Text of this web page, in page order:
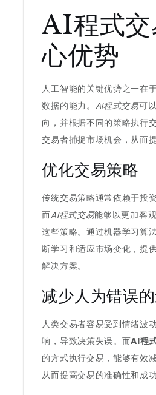
AI程式交
心优势
人工智能的关键优势之一在
数据的能力。 AI程式交易可
向，并根据不同的策略执行
交易者捕捉市场机会，从而
优化交易策略
传统交易策略通常依赖于投
而AI程式交易能够以更加客
这些策略。通过机器学习算
断学习和适应市场变化，提
解决方案。
减少人为错误
人类交易者容易受到情绪波
响，导致决策失误。而AI程
的方式执行交易，能够有效
从而提高交易的准确性和成功